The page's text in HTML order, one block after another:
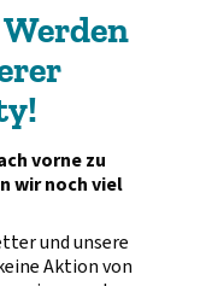
vorne zu
wir noch viel
und unsere
Aktion von